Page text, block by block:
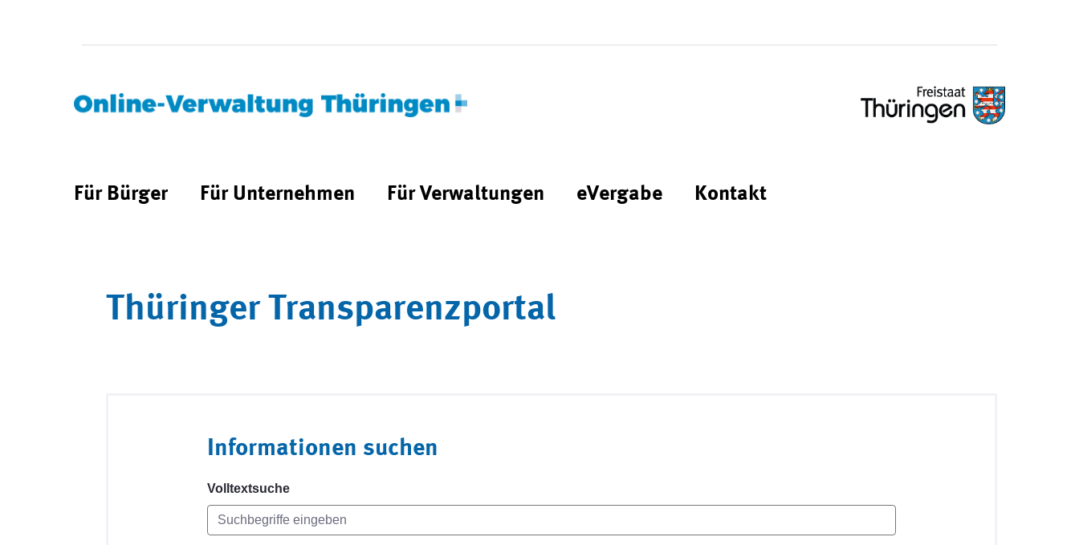
Für Bürger Für Unternehmen Für Verwaltungen eVergabe Kontakt
Thüringer Transparenzportal
Informationen suchen
Volltextsuche